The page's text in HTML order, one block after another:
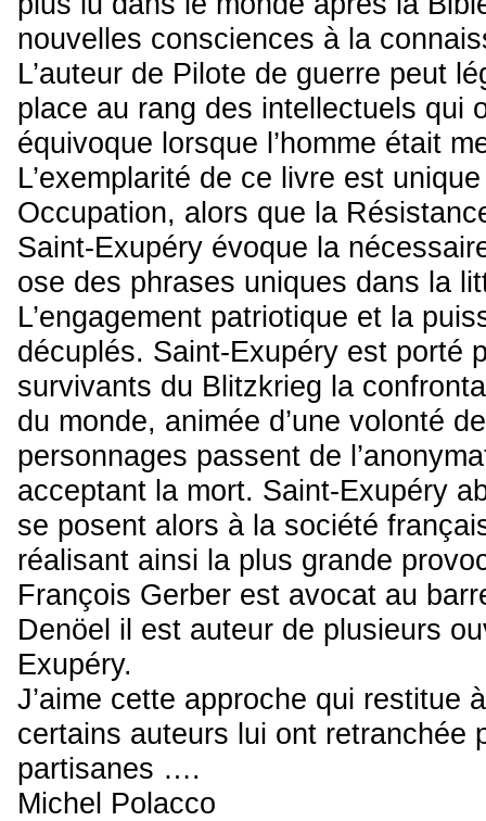
nouvelles consciences à la
L’auteur de Pilote de guerre peut
place au rang des intellectuels qui
équivoque lorsque l’homme était
L’exemplarité de ce livre est
Occupation, alors que la
Saint-Exupéry évoque la
ose des phrases uniques dans la
L’engagement patriotique et la
décuplés. Saint-Exupéry est porté
survivants du Blitzkrieg la
du monde, animée d’une volonté
personnages passent de
acceptant la mort. Saint-Exupéry
se posent alors à la société
réalisant ainsi la plus grande
François Gerber est avocat au
Denöel il est auteur de plusieurs
Exupéry.
J’aime cette approche qui restitue
certains auteurs lui ont retranchée
partisanes ….
Michel Polacco